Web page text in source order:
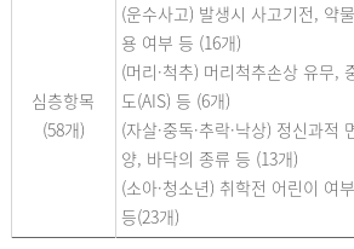
심층항목
(58개)
(운수사고) 발생시 사고기전, 약
용 여부 등 (16개)
(머리·척추) 머리척추손상 유무,
도(AIS) 등 (6개)
(자살·중독·추락·낙상) 정신과적
양, 바닥의 종류 등 (13개)
(소아·청소년) 취학전 어린이 여
등(23개)